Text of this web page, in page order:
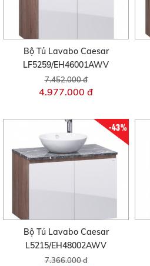
Bộ Tủ Lavabo Caesar
LF5259/EH46001AWV
7.452.000 đ
4.977.000 đ
-43%
Bộ Tủ Lavabo Caesar
L5215/EH48002AWV
7.366.000 đ